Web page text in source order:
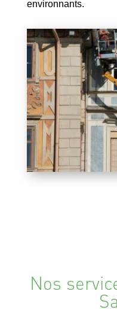
environnants.
Nos